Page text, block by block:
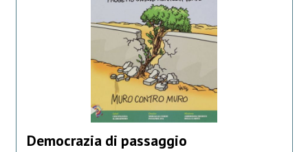
Democrazia di passaggio